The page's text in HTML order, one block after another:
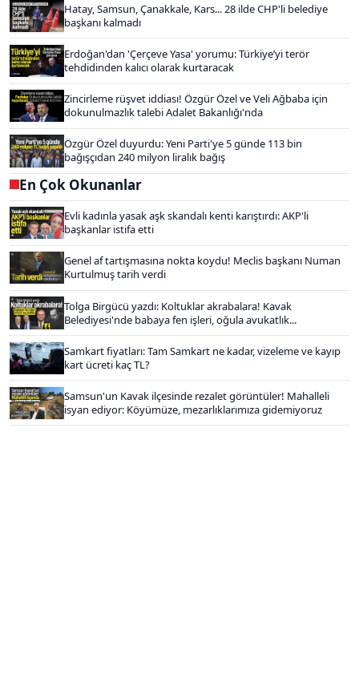
Hatay, Samsun, Çanakkale, Kars... 28 ilde CHP'li belediye
başkanı kalmadı
Erdoğan'dan 'Çerçeve Yasa' yorumu: Türkiye’yi terör
tehdidinden kalıcı olarak kurtaracak
Zincirleme rüşvet iddiası! Özgür Özel ve Veli Ağbaba için
dokunulmazlık talebi Adalet Bakanlığı'nda
Özgür Özel duyurdu: Yeni Parti'ye 5 günde 113 bin
bağışçıdan 240 milyon liralık bağış
En Çok Okunanlar
Evli kadınla yasak aşk skandalı kenti karıştırdı: AKP'li
başkanlar istifa etti
Genel af tartışmasına nokta koydu! Meclis başkanı Numan
Kurtulmuş tarih verdi
Tolga Birgücü yazdı: Koltuklar akrabalara! Kavak
Belediyesi'nde babaya fen işleri, oğula avukatlık...
Samkart fiyatları: Tam Samkart ne kadar, vizeleme ve kayıp
kart ücreti kaç TL?
Samsun'un Kavak ilçesinde rezalet görüntüler! Mahalleli
isyan ediyor: Köyümüze, mezarlıklarımıza gidemiyoruz